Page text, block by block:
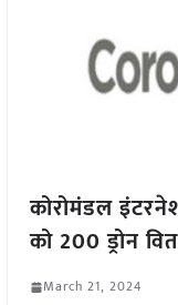
कोरोमंडल
को 200 ड्रोन
March 21, 2024